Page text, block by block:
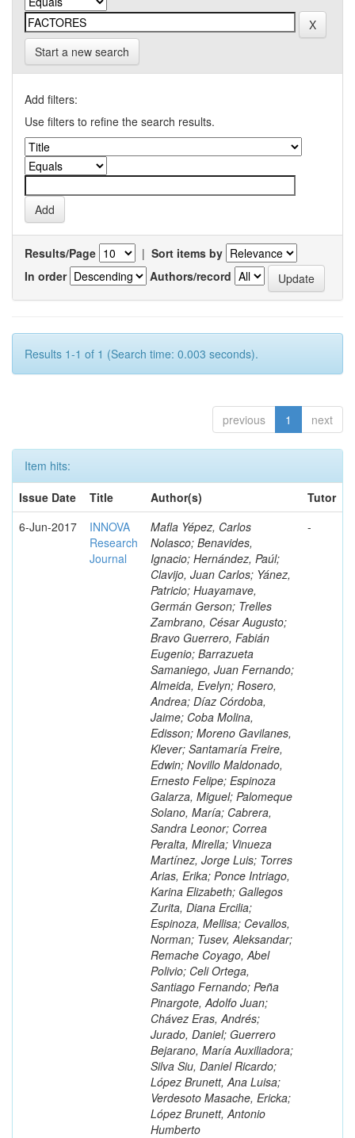
Start a new search
Add filters:
Use filters to refine the search results.
Results/Page | Sort items by
In order
Authors/record
Results 1-1 of 1 (Search time: 0.003 seconds).
previous 1 next
Item hits:
Issue Date
Title Author(s)
Tutor
6-Jun-2017
INNOVA
Research
Journal
Mafla Yépez, Carlos
Nolasco; Benavides,
Ignacio; Hernández, Paúl;
Clavijo, Juan Carlos; Yánez,
Patricio; Huayamave,
Germán Gerson; Trelles
Zambrano, César Augusto;
Bravo Guerrero, Fabián
Eugenio; Barrazueta
Samaniego, Juan Fernando;
Almeida, Evelyn; Rosero,
Andrea; Díaz Córdoba,
Jaime; Coba Molina,
Edisson; Moreno Gavilanes,
Klever; Santamaría Freire,
Edwin; Novillo Maldonado,
Ernesto Felipe; Espinoza
Galarza, Miguel; Palomeque
Solano, María; Cabrera,
Sandra Leonor; Correa
Peralta, Mirella; Vinueza
Martínez, Jorge Luis; Torres
Arias, Erika; Ponce Intriago,
Karina Elizabeth; Gallegos
Zurita, Diana Ercilia;
Espinoza, Mellisa; Cevallos,
Norman; Tusev, Aleksandar;
Remache Coyago, Abel
Polivio; Celi Ortega,
Santiago Fernando; Peña
Pinargote, Adolfo Juan;
Chávez Eras, Andrés;
Jurado, Daniel; Guerrero
Bejarano, María Auxiliadora;
Silva Siu, Daniel Ricardo;
López Brunett, Ana Luisa;
Verdesoto Masache, Ericka;
López Brunett, Antonio
Humberto
-